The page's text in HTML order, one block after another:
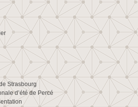
Strasbourg
d’été de Percé